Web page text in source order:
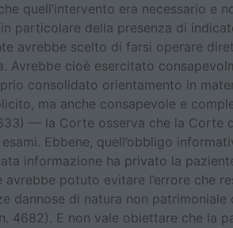
quell’intervento era necessario e
particolare della presenza di
avrebbe scelto di farsi operare
cioè esercitato
consolidato orientamento in
ma anche consapevole e
— la Corte osserva che la Corte
Ebbene, quell’obbligo
informazione ha privato la
potuto evitare l’errore che
dannose di natura non
4682). E non vale obiettare che la